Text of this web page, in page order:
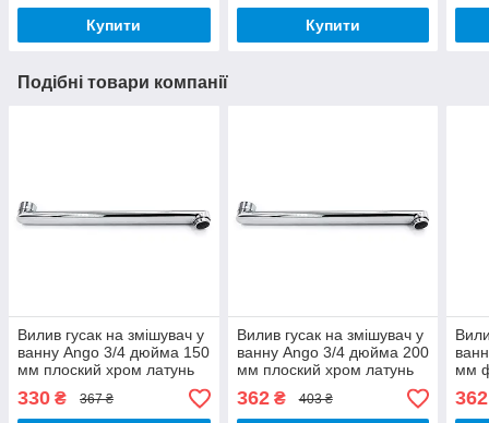
Купити Купити
Подібні товари компанії
Вилив гусак на змішувач у
ванну Ango 3/4 дюйма 150
мм плоский хром латунь
330 ₴ 367 ₴
Вилив гусак на змішувач у
ванну Ango 3/4 дюйма 200
мм плоский хром латунь
362₴ 403 ₴
мм
362